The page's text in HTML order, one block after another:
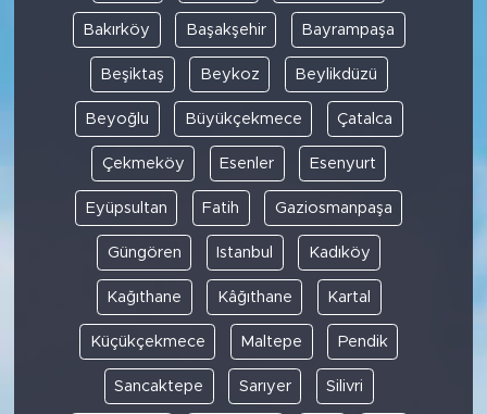
Bakırköy Başakşehir Bayrampaşa
Beşiktaş Beykoz Beylikdüzü
Beyoğlu Büyükçekmece Çatalca
Çekmeköy Esenler Esenyurt
Eyüpsultan Fatih Gaziosmanpaşa
Güngören Istanbul Kadıköy
Kağıthane Kâğıthane Kartal
Küçükçekmece Maltepe Pendik
Sancaktepe Sarıyer Silivri